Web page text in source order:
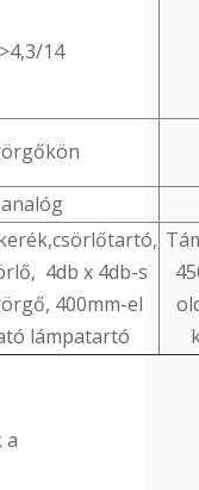
>4,3/14
analóg
4db x 4db-s
400mm-el
lámpatartó
a